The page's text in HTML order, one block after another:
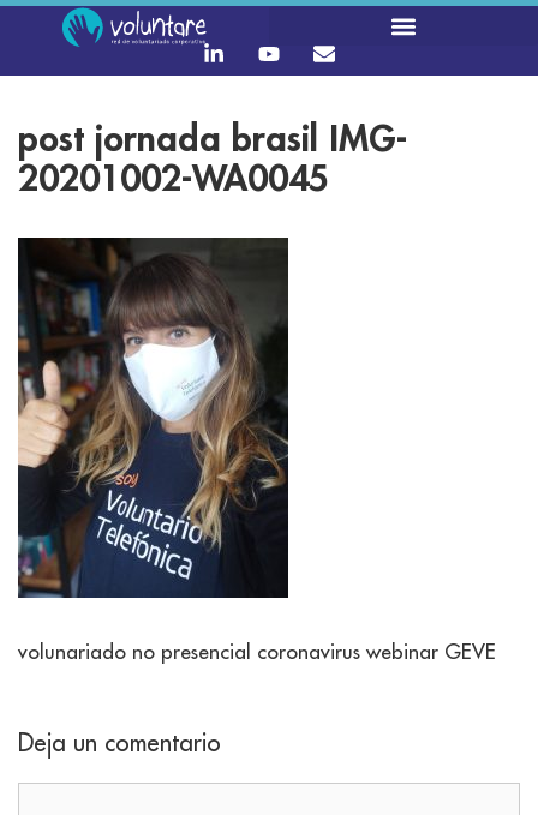
post jornada brasil IMG-
20201002-WA0045
volunariado no presencial coronavirus webinar GEVE
Deja un comentario